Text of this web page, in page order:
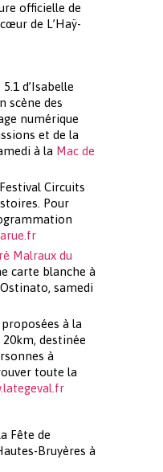
officielle de
de L’Haÿ-
d’Isabelle
scène des
numérique
et de la
à la Mac de
Circuits
Pour
Malraux du
carte blanche à
samedi
à la
20km, destinée
à
toute la
Fête de
Bruyères à